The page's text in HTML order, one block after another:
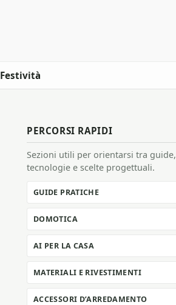
Festività
PERCORSI RAPIDI
Sezioni utili per orientarsi tra guide,
tecnologie e scelte progettuali.
GUIDE PRATICHE
DOMOTICA
AI PER LA CASA
MATERIALI E RIVESTIMENTI
ACCESSORI D’ARREDAMENTO